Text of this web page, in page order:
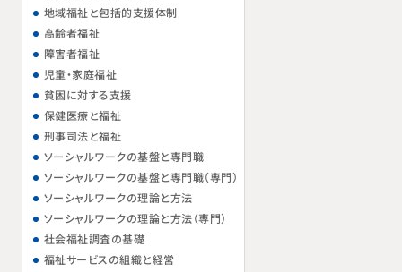
地域福祉と包括的支援体制
高齢者福祉
障害者福祉
児童・家庭福祉
貧困に対する支援
保健医療と福祉
刑事司法と福祉
ソーシャルワークの基盤と専門職
ソーシャルワークの基盤と専門職（専門）
ソーシャルワークの理論と方法
ソーシャルワークの理論と方法（専門）
社会福祉調査の基礎
福祉サービスの組織と経営